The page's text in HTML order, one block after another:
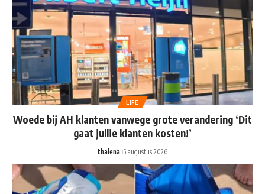
LIFE
Woede bij AH klanten vanwege grote verandering ‘Dit
gaat jullie klanten kosten!’
thalena 5 augustus 2026